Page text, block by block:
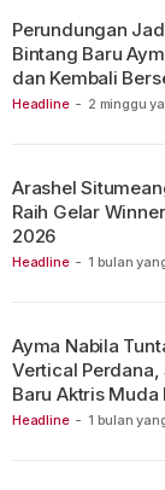
Headline - 2 minggu
Perundungan
Bintang Baru
dan Kembali
Headline - 1 bulan
Arashel
Raih Gelar
2026
Headline - 1 bulan
Ayma Nabila
Vertical Perdana,
Baru Aktris Muda